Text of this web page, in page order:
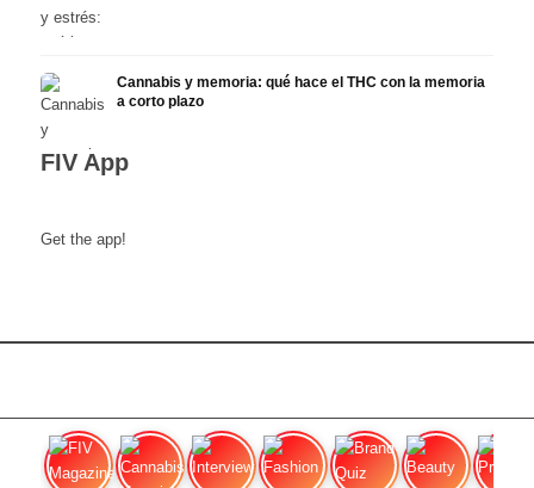
Cannabis y memoria: qué hace el THC con la memoria
a corto plazo
FIV App
Get the app!